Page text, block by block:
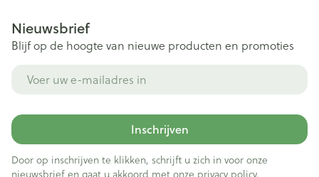
Nieuwsbrief
Blijf op de hoogte van nieuwe producten en promoties
Inschrijven
Door op inschrijven te klikken, schrijft u zich in voor onze
nieuwsbrief en gaat u akkoord met onze privacy policy.